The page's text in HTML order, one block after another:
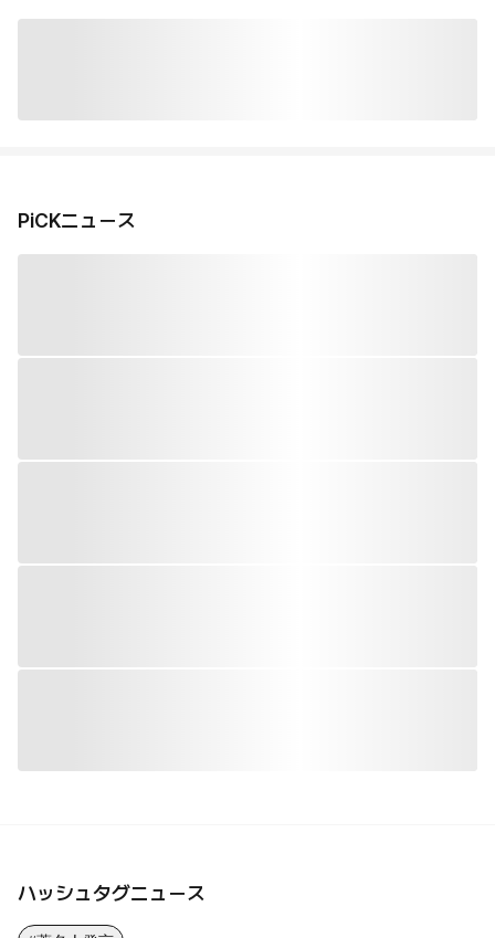
PiCKニュース
ハッシュタグニュース